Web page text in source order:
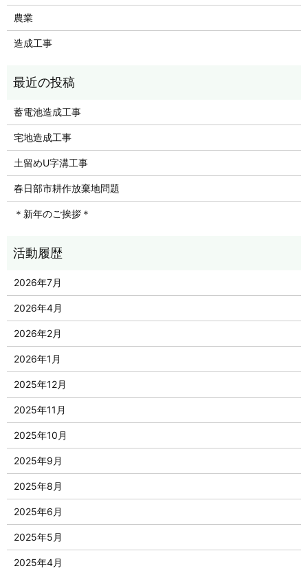
農業
造成工事
蓄電池造成工事
宅地造成工事
土留めU字溝工事
春日部市耕作放棄地問題
＊新年のご挨拶＊
2026年7月
2026年4月
2026年2月
2026年1月
2025年12月
2025年11月
2025年10月
2025年9月
2025年8月
2025年6月
2025年5月
2025年4月